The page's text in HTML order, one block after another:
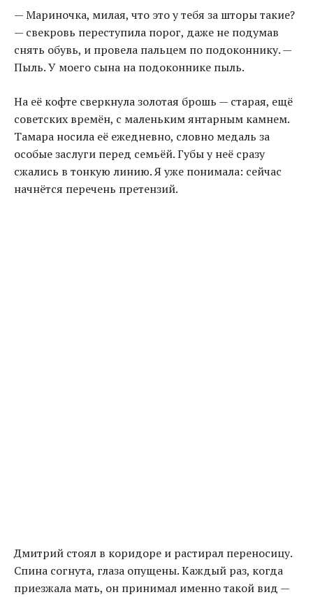
— Мариночка, милая, что это у тебя за шторы такие?
— свекровь переступила порог, даже не подумав
снять обувь, и провела пальцем по подоконнику. —
Пыль. У моего сына на подоконнике пыль.
На её кофте сверкнула золотая брошь — старая, ещё
советских времён, с маленьким янтарным камнем.
Тамара носила её ежедневно, словно медаль за
особые заслуги перед семьёй. Губы у неё сразу
сжались в тонкую линию. Я уже понимала: сейчас
начнётся перечень претензий.
Дмитрий стоял в коридоре и растирал переносицу.
Спина согнута, глаза опущены. Каждый раз, когда
приезжала мать, он принимал именно такой вид —